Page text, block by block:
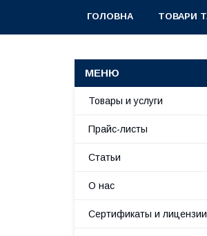
ГОЛОВНА ТОВАРИ
Товары и услуги
Прайс-листы
Статьи
О нас
Сертификаты и лицензии